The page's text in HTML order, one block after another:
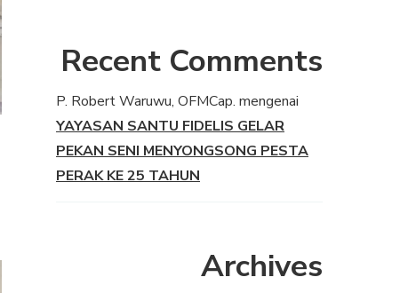
Recent Comments
P. Robert Waruwu, OFMCap. mengenai
YAYASAN SANTU FIDELIS GELAR
PEKAN SENI MENYONGSONG PESTA
PERAK KE 25 TAHUN
Archives